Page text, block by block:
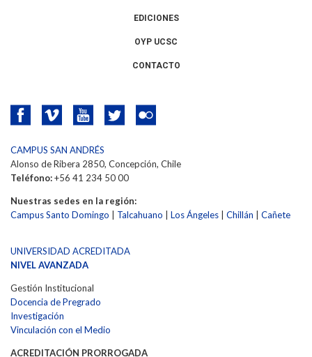
EDICIONES
OYP UCSC
CONTACTO
CAMPUS SAN ANDRÉS
Alonso de Ribera 2850, Concepción, Chile
Teléfono:+56 41 234 50 00
Nuestras sedes en la región:
Campus Santo Domingo
Talcahuano Los Ángeles Chillán Cañete
UNIVERSIDAD ACREDITADA
NIVEL AVANZADA
Gestión Institucional
Docencia de Pregrado
Investigación
Vinculación con el Medio
ACREDITACIÓN PRORROGADA